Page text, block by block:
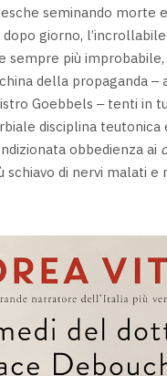
seminando morte
giorno,
sempre più
della propaganda ‒
Goebbels ‒ tenti in
disciplina teutonica
obbedienza ai
schiavo di nervi malati e